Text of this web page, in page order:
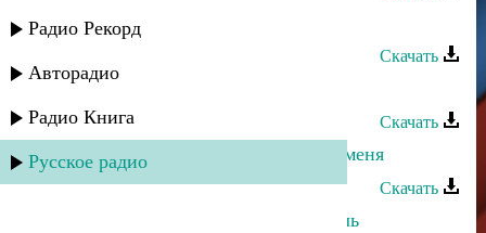
Радио Рекорд
Авторадио
Радио Книга
Русское радио
Салимат Гаджиева - Врата любви
Скачать
Сульгия Гаджиева - Наруш
Скачать
Лариса Гаджиева - Прошу, оставь меня
Скачать
Лариса Гаджиева - О азиздаль эвель